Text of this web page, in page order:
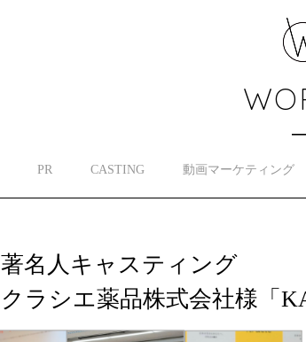
PR CASTING 動画マーケティング
著名人キャスティング
クラシエ薬品株式会社様「